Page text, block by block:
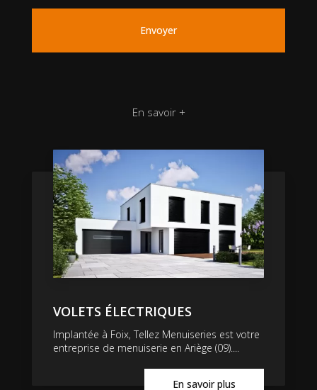
En savoir +
VOLETS ÉLECTRIQUES
Implantée à Foix, Tellez Menuiseries est votre
entreprise de menuiserie en Ariège (09)....
En savoir plus